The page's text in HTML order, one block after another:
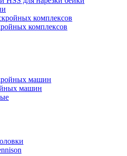
комплексов
комплексов
машин
машин